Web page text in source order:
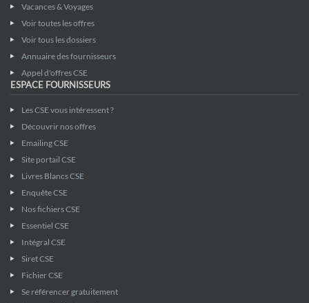
Vacances & Voyages
Voir toutes les offres
Voir tous les dossiers
Annuaire des fournisseurs
Appel d'offres CSE
ESPACE FOURNISSEURS
Les CSE vous intéressent ?
Découvrir nos offres
Emailing CSE
Site portail CSE
Livres Blancs CSE
Enquête CSE
Nos fichiers CSE
Essentiel CSE
Intégral CSE
Siret CSE
Fichier CSE
Se référencer gratuitement